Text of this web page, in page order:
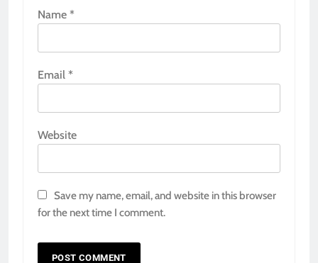
Name *
Email *
Website
Save my name, email, and website in this browser
for the next time I comment.